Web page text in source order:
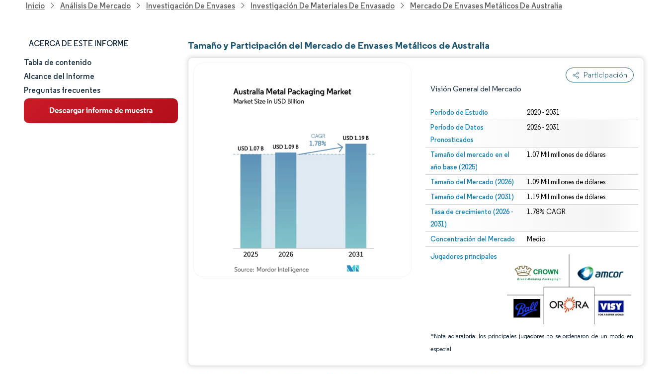
Inicio Análisis De Mercado Investigación De Envases Investigación De Materiales De Envasado Mercado De Envases Metálicos De Australia
ACERCA DE ESTE INFORME
Tamaño y cuota de mercado
Análisis de mercado
Tendencias e ideas
Tabla de contenido
Alcance del Informe
Preguntas frecuentes
Tamaño y Participación del Mercado de Envases Metálicos de Australia
Participación
Visión General del Mercado
Período de Estudio 2020 - 2031
Período de Datos
Pronosticados
2026 - 2031
Tamaño del mercado en el
año base (2025)
1.07 Mil millones de dólares
Tamaño del Mercado (2026) 1.09 Mil millones de dólares
Tamaño del Mercado (2031) 1.19 Mil millones de dólares
Tasa de crecimiento (2026 -
2031)
1.78% CAGR
Concentración del Mercado Medio
Jugadores principales
*Nota aclaratoria: los principales jugadores no se ordenaron de un modo en
especial
Imagen © Mordor Intelligence. El uso requiere atribución según CC BY 4.0.
Imagen © Mordor Intelligence. El uso requiere atribución según CC BY 4.0.